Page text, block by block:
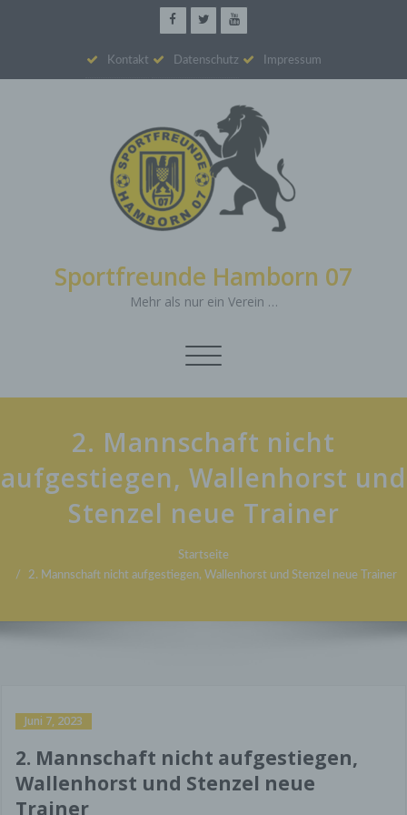
Kontakt Datenschutz Impressum
Sportfreunde Hamborn 07
Mehr als nur ein Verein …
Schalte
2. Mannschaft nicht
aufgestiegen, Wallenhorst und
Stenzel neue Trainer
Startseite
2. Mannschaft nicht aufgestiegen, Wallenhorst und Stenzel neue Trainer
Juni 7, 2023
2. Mannschaft nicht aufgestiegen,
Wallenhorst und Stenzel neue
Trainer